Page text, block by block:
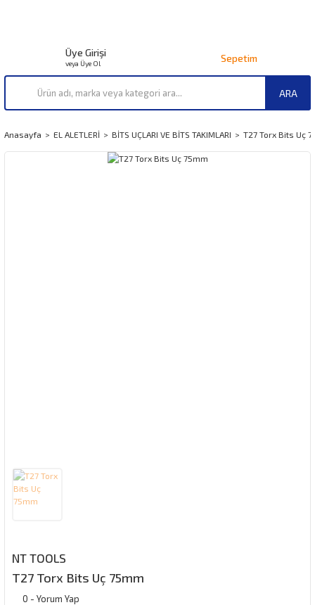
ARA
Üye Girişi
veya Üye Ol Sepetim
Anasayfa EL ALETLERİ BİTS UÇLARI VE BİTS TAKIMLARI T27 Torx Bits Uç
NT TOOLS
T27 Torx Bits Uç 75mm
0 - Yorum Yap